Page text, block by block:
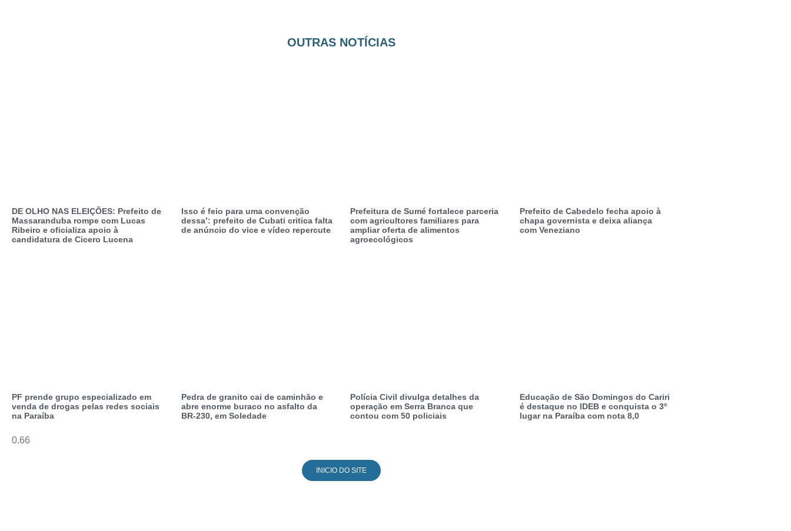
OUTRAS NOTÍCIAS
DE OLHO NAS ELEIÇÕES: Prefeito de
Massaranduba rompe com Lucas
Ribeiro e oficializa apoio à
candidatura de Cicero Lucena
Isso é feio para uma convenção
dessa’: prefeito de Cubati critica falta
de anúncio do vice e vídeo repercute
Prefeitura de Sumé fortalece parceria
com agricultores familiares para
ampliar oferta de alimentos
agroecológicos
Prefeito de Cabedelo fecha apoio à
chapa governista e deixa aliança
com Veneziano
PF prende grupo especializado em
venda de drogas pelas redes sociais
na Paraíba
Pedra de granito cai de caminhão e
abre enorme buraco no asfalto da
BR-230, em Soledade
Polícia Civil divulga detalhes da
operação em Serra Branca que
contou com 50 policiais
Educação de São Domingos do Cariri
é destaque no IDEB e conquista o 3º
lugar na Paraíba com nota 8,0
INICIO DO SITE